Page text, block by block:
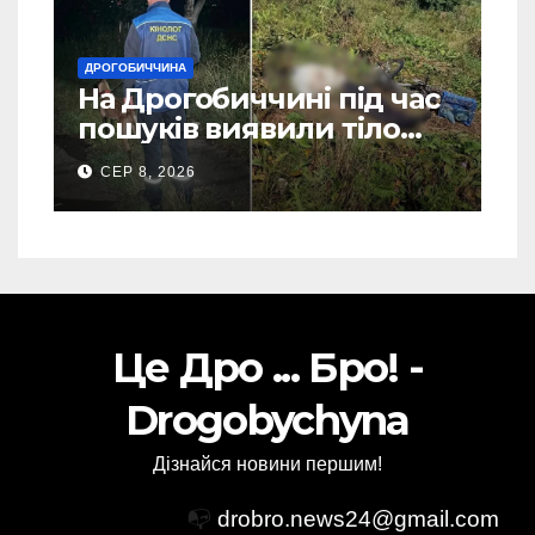
ДРОГОБИЧЧИНА
На Дрогобиччині під час
пошуків виявили тіло
зниклого чоловіка (Фото)
СЕР 8, 2026
Це Дро ... Бро! -
Drogobychyna
Дізнайся новини першим!
📭 drobro.news24@gmail.com